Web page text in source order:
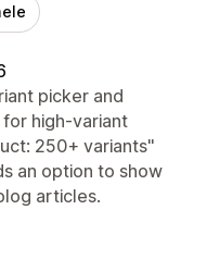
picker and
high-variant
250+ variants"
an option to show
articles.